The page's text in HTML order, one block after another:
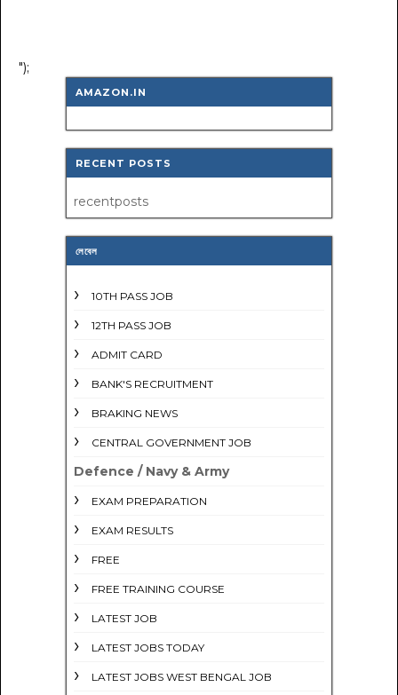
");
AMAZON.IN
RECENT POSTS
recentposts
লেবেল
10TH PASS JOB
12TH PASS JOB
ADMIT CARD
BANK'S RECRUITMENT
BRAKING NEWS
CENTRAL GOVERNMENT JOB
Defence / Navy & Army
EXAM PREPARATION
EXAM RESULTS
FREE
FREE TRAINING COURSE
LATEST JOB
LATEST JOBS TODAY
LATEST JOBS WEST BENGAL JOB